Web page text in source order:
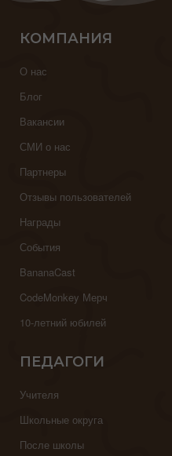
КОМПАНИЯ
О нас
Блог
Вакансии
СМИ о нас
Партнеры
Отзывы пользователей
Награды
События
BananaCast
CodeMonkey Мерч
10-летний юбилей
ПЕДАГОГИ
Учителя
Школьные округа
После школы